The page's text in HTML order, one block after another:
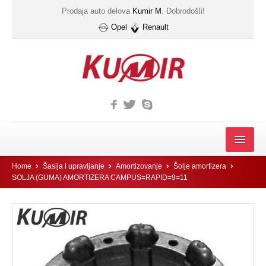
Prodaja auto delova Kumir M . Dobrodošli!
Opel
Renault
MOTOR
FILTER
Filter automatskog menjača
Gumice kucista filtera ulja
IZDUVNI SISTEM
Home Šasija i upravljanje Amortizovanje
Šolje amortizera
SOLJA (GUMA) AMORTIZERA CAMPUS=RAPID=9=11